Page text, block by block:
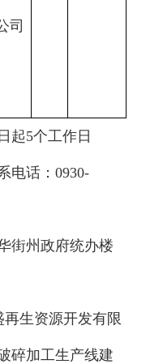
司
起5个工作日
电话：0930-
街州政府统办楼
再生资源开发有限
碎加工生产线建